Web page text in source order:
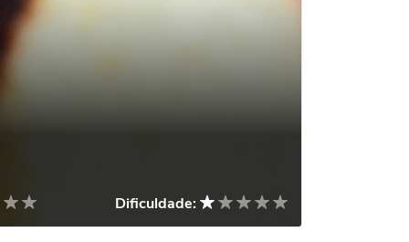
Dificuldade: